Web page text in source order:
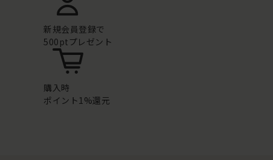
新規会員登録で
500ptプレゼント
購入時
ポイント1%還元